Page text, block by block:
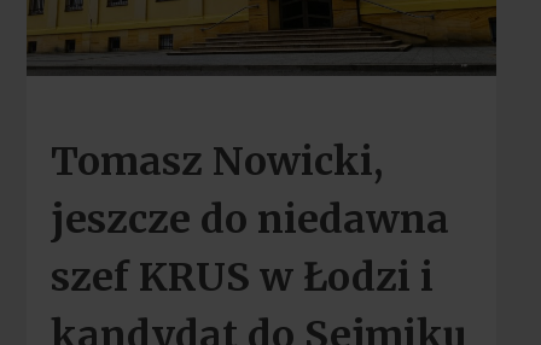
Tomasz Nowicki,
jeszcze do niedawna
szef KRUS w Łodzi i
kandydat do Sejmiku